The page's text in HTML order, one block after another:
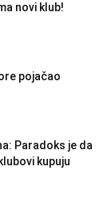
novi klub!
pojačao
Paradoks je da
kupuju